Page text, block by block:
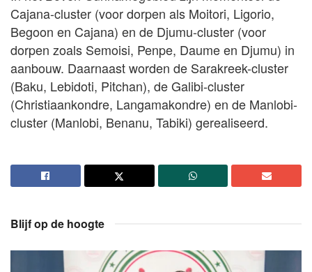
Cajana-cluster (voor dorpen als Moitori, Ligorio,
Begoon en Cajana) en de Djumu-cluster (voor
dorpen zoals Semoisi, Penpe, Daume en Djumu) in
aanbouw. Daarnaast worden de Sarakreek-cluster
(Baku, Lebidoti, Pitchan), de Galibi-cluster
(Christiaankondre, Langamakondre) en de Manlobi-
cluster (Manlobi, Benanu, Tabiki) gerealiseerd.
Blijf op de hoogte